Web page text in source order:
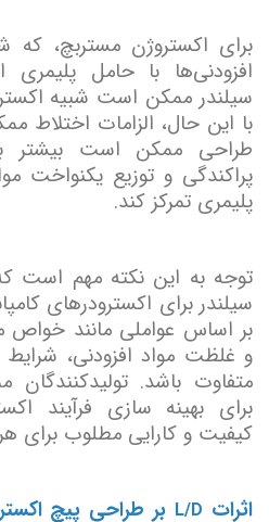
برای اکستروژن مستربچ، که
افزودنی‌ها با حامل
سیلندر ممکن است شبیه
با این حال، الزامات اختلاط
طراحی ممکن است بیشتر
پراکندگی و توزیع یکنواخت
پلیمری تمرکز کند.
توجه به این نکته مهم
سیلندر برای اکسترودرهای
بر اساس عواملی مانند خواص
و غلظت مواد افزودنی، شرایط
متفاوت باشد.
برای بهینه سازی فرآیند
کیفیت و کارایی مطلوب برای
اثرات L/D بر طراحی پیچ